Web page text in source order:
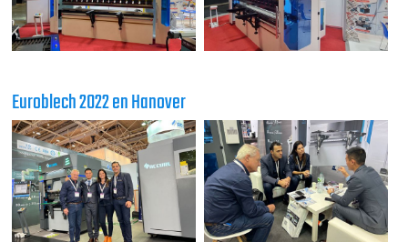
Euroblech 2022 en Hanover